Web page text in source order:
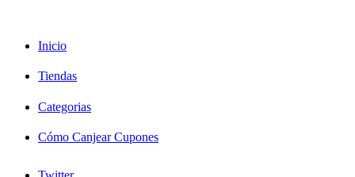
Inicio
Tiendas
Categorias
Cómo Canjear Cupones